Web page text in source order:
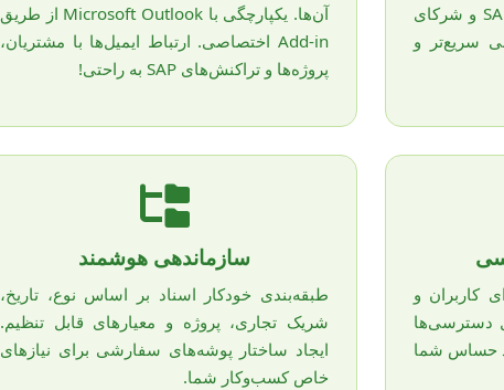
به صورت خودکار به تراکنش‌های SAP و شرکای
سریع‌تر و
آن‌ها. یکپارچگی با Microsoft Outlook از طریق
Add-in اختصاصی. ارتباط ایمیل‌ها با مشتریان،
پروژه‌ها و تراکنش‌های SAP به راحتی!
کاربران و
دسترسی‌ها
حساس شما
سازماندهی هوشمند
طبقه‌بندی خودکار اسناد بر اساس نوع، تاریخ،
شریک تجاری، پروژه و معیارهای قابل تنظیم.
ایجاد ساختار پوشه‌های سفارشی برای نیازهای
خاص کسب‌وکار شما.